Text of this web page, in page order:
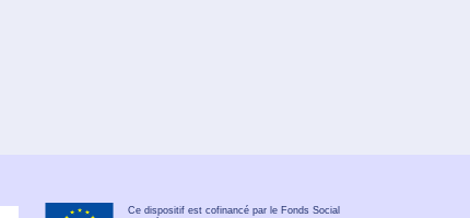
Ce dispositif est cofinancé par le Fonds Social